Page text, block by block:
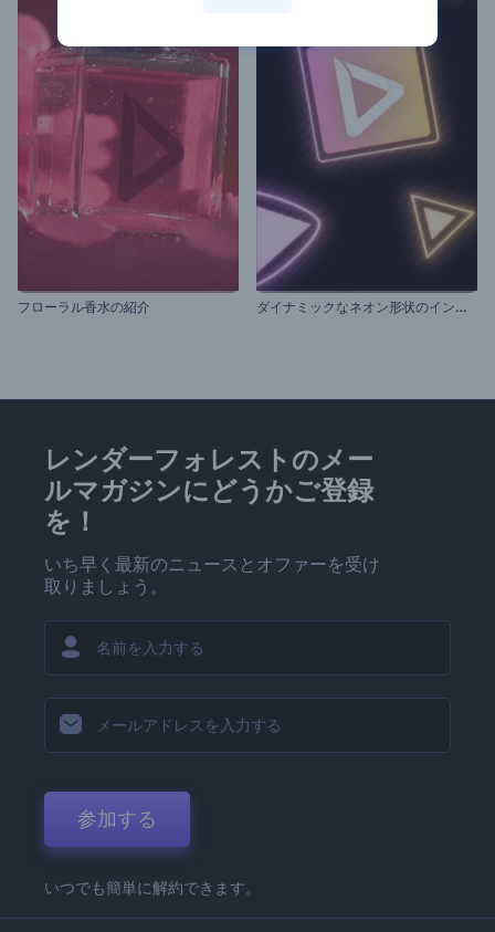
フローラル香水の紹介 ダ
イナミックなネオン形状のイントロ動画
レンダーフォレストのメー
ルマガジンにどうかご登録
を！
いち早く最新のニュースとオファーを受け
取りましょう。
参加する
いつでも簡単に解約できます。